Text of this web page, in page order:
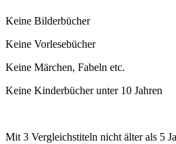
Keine Bilderbücher
Keine Vorlesebücher
Keine Märchen, Fabeln etc.
Keine Kinderbücher unter 10 Jahren
Mit 3 Vergleichstiteln nicht älter als 5